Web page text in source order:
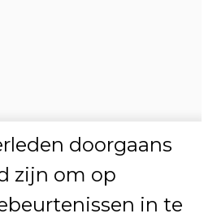
doorgaans
zijn om op
in te